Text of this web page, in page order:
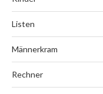
Listen
Männerkram
Rechner